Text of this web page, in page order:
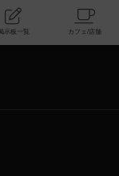
ティ 掲示板一覧